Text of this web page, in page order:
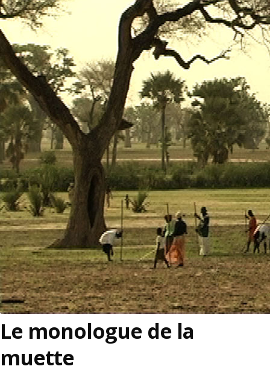
Le monologue de la
muette